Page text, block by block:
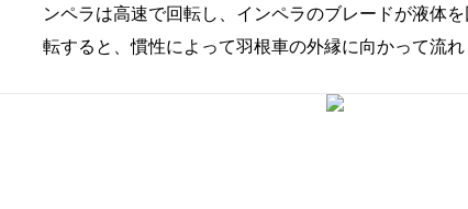
ンペラは高速で回転し、インペラのブレードが液体
転すると、慣性によって羽根車の外縁に向かって流れ